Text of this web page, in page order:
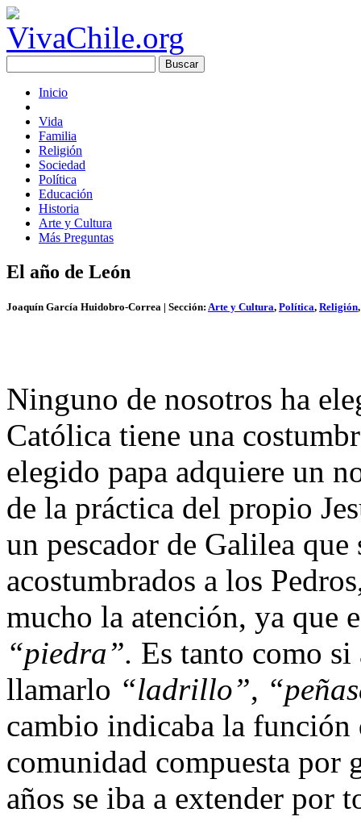
Inicio
Vida
Familia
Religión
Sociedad
Política
Educación
Historia
Arte y Cultura
Más Preguntas
El año de León
Joaquín García Huidobro-Correa | Sección: Arte y Cultura, Política, Religión
Ninguno de nosotros ha
Católica tiene una
elegido papa adquiere un
de la práctica del propio
un pescador de Galilea
acostumbrados a los
mucho la atención, ya que
“piedra”. Es tanto como si
llamarlo “ladrillo”,
cambio indicaba la función
comunidad compuesta por
años se iba a extender por